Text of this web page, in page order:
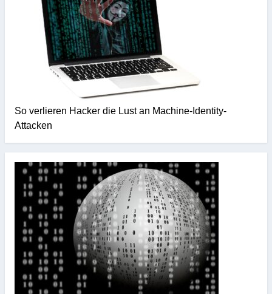
So verlieren Hacker die Lust an Machine-Identity-
Attacken